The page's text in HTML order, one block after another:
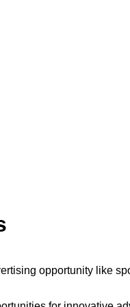
opportunity like